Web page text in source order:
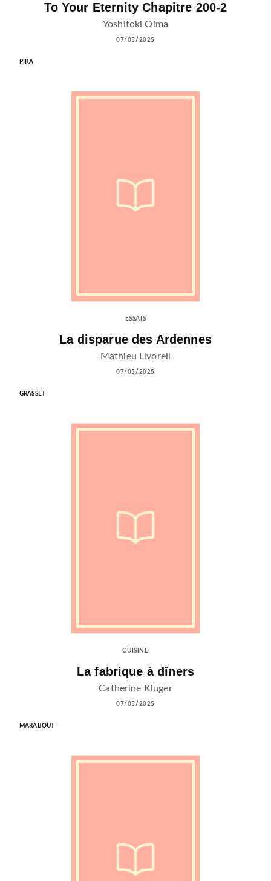
To Your Eternity Chapitre 200-2
Yoshitoki Oima
07/05/2025
PIKA
ESSAIS
La disparue des Ardennes
Mathieu Livoreil
07/05/2025
GRASSET
CUISINE
La fabrique à dîners
Catherine Kluger
07/05/2025
MARABOUT